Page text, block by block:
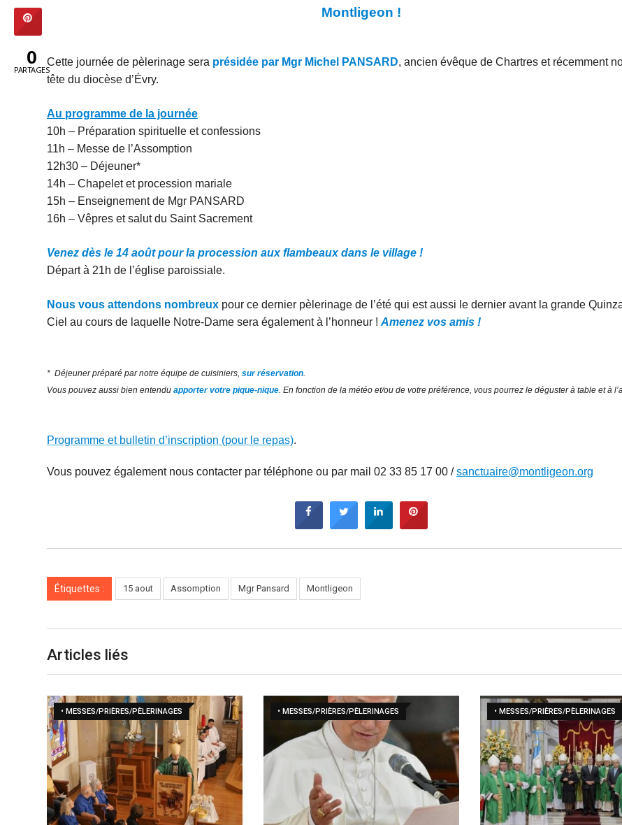
Montligeon !
Cette journée de pèlerinage sera présidée par Mgr Michel PANSARD, ancien évêque de Chartres et récemment
tête du diocèse d’Évry.
Au programme de la journée
10h – Préparation spirituelle et confessions
11h – Messe de l’Assomption
12h30 – Déjeuner*
14h – Chapelet et procession mariale
15h – Enseignement de Mgr PANSARD
16h – Vêpres et salut du Saint Sacrement
Venez dès le 14 août pour la procession aux flambeaux dans le village !
Départ à 21h de l’église paroissiale.
Nous vous attendons nombreux pour ce dernier pèlerinage de l’été qui est aussi le dernier avant la grande
Ciel au cours de laquelle Notre-Dame sera également à l’honneur ! Amenez vos amis !
* Déjeuner préparé par notre équipe de cuisiniers, sur réservation.
Vous pouvez aussi bien entendu apporter votre pique-nique. En fonction de la météo et/ou de votre préférence, vous pourrez le déguster à table et à
Programme et bulletin d’inscription (pour le repas).
Vous pouvez également nous contacter par téléphone ou par mail 02 33 85 17 00 / sanctuaire@montligeon.org
Étiquettes : 15 aout Assomption Mgr Pansard Montligeon
Articles liés
• MESSES/PRIÈRES/PÈLERINAGES • MESSES/PRIÈRES/PÈLERINAGES • MESSES/PRIÈRES/PÈLERINAGES
0
PARTAGES